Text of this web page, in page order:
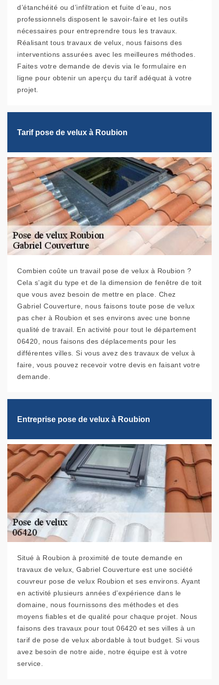
d’étanchéité ou d’infiltration et fuite d’eau, nos
professionnels disposent le savoir-faire et les outils
nécessaires pour entreprendre tous les travaux.
Réalisant tous travaux de velux, nous faisons des
interventions assurées avec les meilleures méthodes.
Faites votre demande de devis via le formulaire en
ligne pour obtenir un aperçu du tarif adéquat à votre
projet.
Tarif pose de velux à Roubion
Combien coûte un travail pose de velux à Roubion ?
Cela s’agit du type et de la dimension de fenêtre de toit
que vous avez besoin de mettre en place. Chez
Gabriel Couverture, nous faisons toute pose de velux
pas cher à Roubion et ses environs avec une bonne
qualité de travail. En activité pour tout le département
06420, nous faisons des déplacements pour les
différentes villes. Si vous avez des travaux de velux à
faire, vous pouvez recevoir votre devis en faisant votre
demande.
Entreprise pose de velux à Roubion
Situé à Roubion à proximité de toute demande en
travaux de velux, Gabriel Couverture est une société
couvreur pose de velux Roubion et ses environs. Ayant
en activité plusieurs années d’expérience dans le
domaine, nous fournissons des méthodes et des
moyens fiables et de qualité pour chaque projet. Nous
faisons des travaux pour tout 06420 et ses villes à un
tarif de pose de velux abordable à tout budget. Si vous
avez besoin de notre aide, notre équipe est à votre
service.